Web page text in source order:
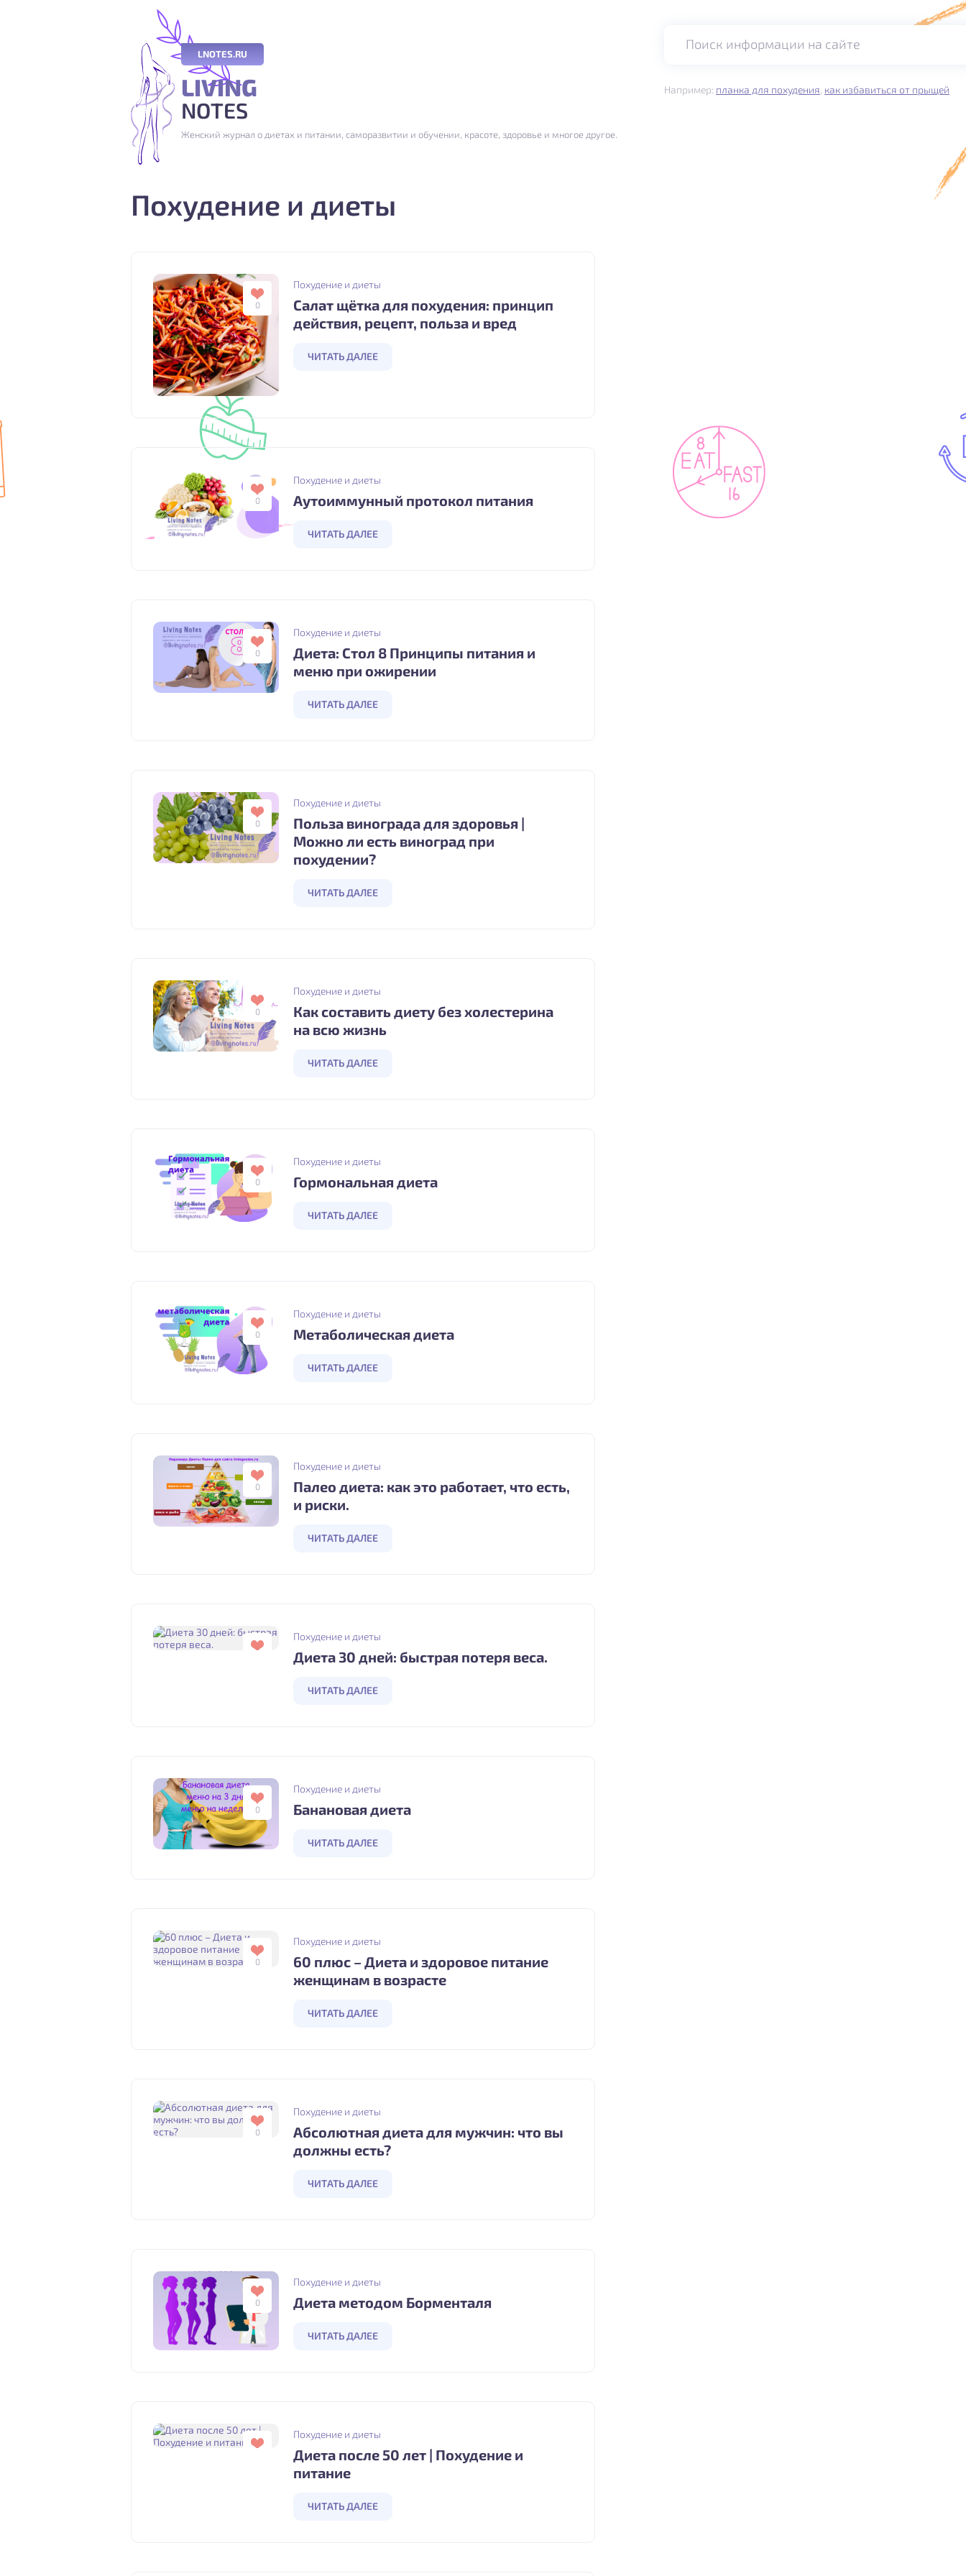
LNOTES.RU
LIVING
NOTES
Женский журнал о диетах и питании, саморазвитии и обучении, красоте, здоровье и многое другое.
Например: планка для похудения, как избавиться от прыщей
Похудение и диеты
0
Похудение и диеты
Салат щётка для похудения: принцип
действия, рецепт, польза и вред
ЧИТАТЬ ДАЛЕЕ
0
Похудение и диеты
Аутоиммунный протокол питания
ЧИТАТЬ ДАЛЕЕ
0
Похудение и диеты
Диета: Стол 8 Принципы питания и
меню при ожирении
ЧИТАТЬ ДАЛЕЕ
0
Похудение и диеты
Польза винограда для здоровья |
Можно ли есть виноград при
похудении?
ЧИТАТЬ ДАЛЕЕ
0
Похудение и диеты
Как составить диету без холестерина
на всю жизнь
ЧИТАТЬ ДАЛЕЕ
0
Похудение и диеты
Гормональная диета
ЧИТАТЬ ДАЛЕЕ
0
Похудение и диеты
Метаболическая диета
ЧИТАТЬ ДАЛЕЕ
0
Похудение и диеты
Палео диета: как это работает, что есть,
и риски.
ЧИТАТЬ ДАЛЕЕ
Похудение и диеты
Диета 30 дней: быстрая потеря веса.
ЧИТАТЬ ДАЛЕЕ
0
Похудение и диеты
Банановая диета
ЧИТАТЬ ДАЛЕЕ
0
Похудение и диеты
60 плюс – Диета и здоровое питание
женщинам в возрасте
ЧИТАТЬ ДАЛЕЕ
0
Похудение и диеты
Абсолютная диета для мужчин: что вы
должны есть?
ЧИТАТЬ ДАЛЕЕ
0
Похудение и диеты
Диета методом Борменталя
ЧИТАТЬ ДАЛЕЕ
Похудение и диеты
Диета после 50 лет | Похудение и
питание
ЧИТАТЬ ДАЛЕЕ